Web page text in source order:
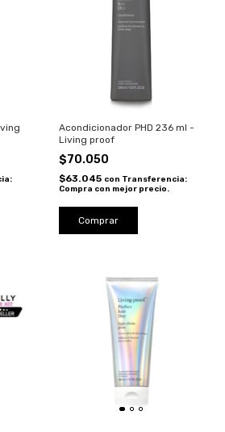
Acondicionador PHD 236 ml -
Living proof
$70.050
$63.045 con Transferencia:
Compra con mejor precio.